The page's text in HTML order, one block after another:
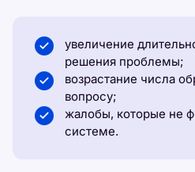
увеличение
решения проблемы;
возрастание числа
вопросу;
жалобы, которые не
системе.